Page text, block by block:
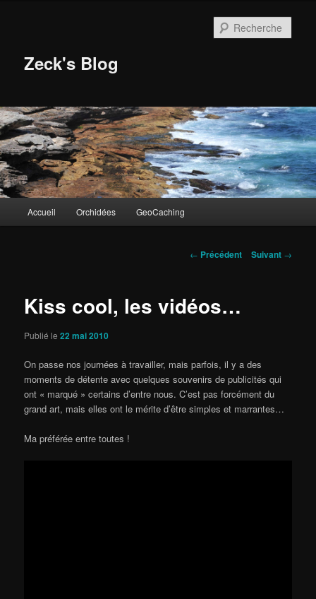
Zeck's Blog
principal
Accueil Orchidées GeoCaching
Navigation
← Précédent Suivant →
Kiss cool, les vidéos…
Publié le22 mai 2010
On passe nos journées à travailler, mais parfois, il y a des
moments de détente avec quelques souvenirs de publicités qui
ont « marqué » certains d’entre nous. C’est pas forcément du
grand art, mais elles ont le mérite d’être simples et marrantes…
Ma préférée entre toutes !